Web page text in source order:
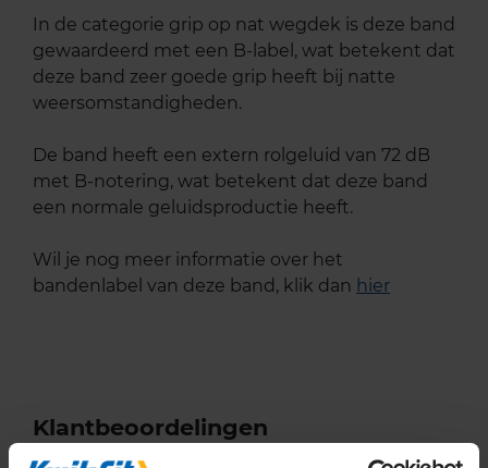
In de categorie grip op nat wegdek is deze band
gewaardeerd met een B-label, wat betekent dat
deze band zeer goede grip heeft bij natte
weersomstandigheden.
De band heeft een extern rolgeluid van 72 dB
met B-notering, wat betekent dat deze band
een normale geluidsproductie heeft.
Wil je nog meer informatie over het
bandenlabel van deze band, klik dan hier
Klantbeoordelingen